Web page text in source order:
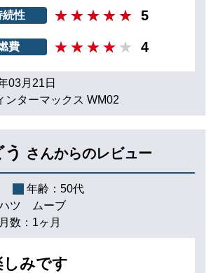
続性 5
費 4
03月21日
ンターマックス WM02
う さんからのレビュー
年齢： 50代
ツ ムーブ
数： 1ヶ月
しみです